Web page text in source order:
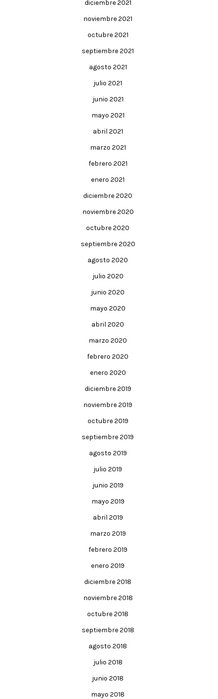
diciembre 2021
noviembre 2021
octubre 2021
septiembre 2021
agosto 2021
julio 2021
junio 2021
mayo 2021
abril 2021
marzo 2021
febrero 2021
enero 2021
diciembre 2020
noviembre 2020
octubre 2020
septiembre 2020
agosto 2020
julio 2020
junio 2020
mayo 2020
abril 2020
marzo 2020
febrero 2020
enero 2020
diciembre 2019
noviembre 2019
octubre 2019
septiembre 2019
agosto 2019
julio 2019
junio 2019
mayo 2019
abril 2019
marzo 2019
febrero 2019
enero 2019
diciembre 2018
noviembre 2018
octubre 2018
septiembre 2018
agosto 2018
julio 2018
junio 2018
mayo 2018